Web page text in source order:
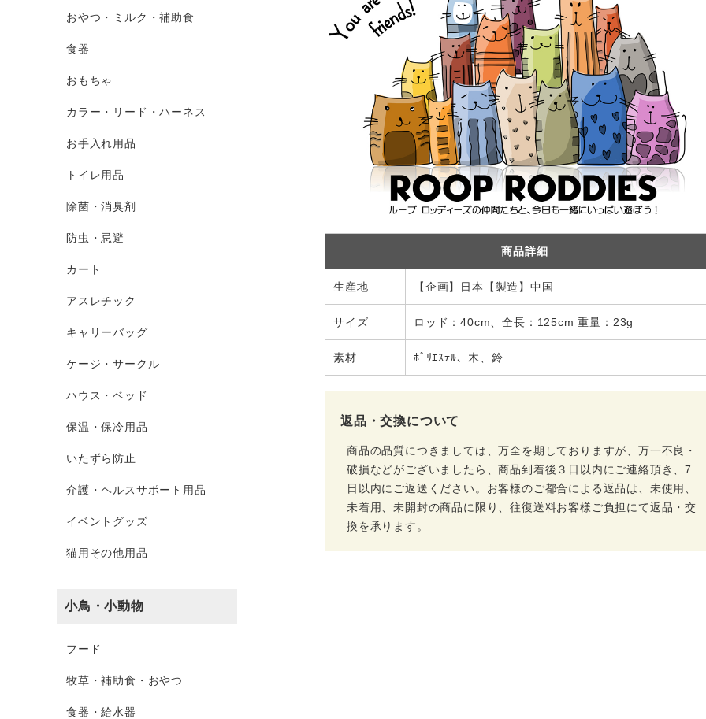
おやつ・ミルク・補助食
食器
おもちゃ
カラー・リード・ハーネス
お手入れ用品
トイレ用品
除菌・消臭剤
防虫・忌避
カート
アスレチック
キャリーバッグ
ケージ・サークル
ハウス・ベッド
保温・保冷用品
いたずら防止
介護・ヘルスサポート用品
イベントグッズ
猫用その他用品
小鳥・小動物
フード
牧草・補助食・おやつ
食器・給水器
商品詳細
生産地 【企画】日本【製造】中国
サイズ ロッド：40cm、全長：125cm 重量：23g
素材 ﾎﾟﾘｴｽﾃﾙ、木、鈴
返品・交換について
商品の品質につきましては、万全を期しておりますが、万一不良・
破損などがございましたら、商品到着後３日以内にご連絡頂き、7
日以内にご返送ください。お客様のご都合による返品は、未使用、
未着用、未開封の商品に限り、往復送料お客様ご負担にて返品・交
換を承ります。